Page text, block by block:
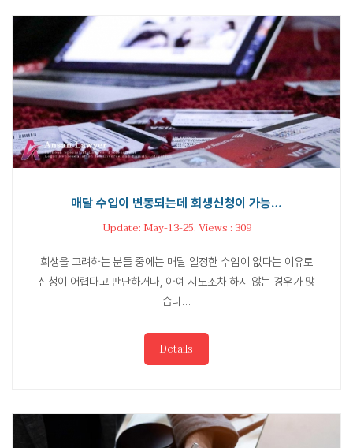
매달 수입이 변동되는데 회생신청이 가능…
Update: May-13-25. Views : 309
회생을 고려하는 분들 중에는 매달 일정한 수입이 없다는 이유로
신청이 어렵다고 판단하거나, 아예 시도조차 하지 않는 경우가 많
습니…
Details